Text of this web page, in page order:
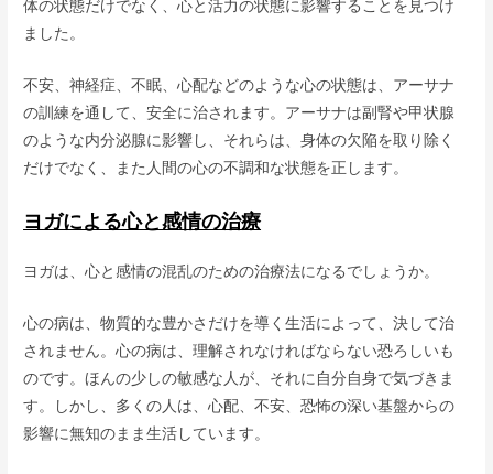
体の状態だけでなく、心と活力の状態に影響することを見つけ
ました。
不安、神経症、不眠、心配などのような心の状態は、アーサナ
の訓練を通して、安全に治されます。アーサナは副腎や甲状腺
のような内分泌腺に影響し、それらは、身体の欠陥を取り除く
だけでなく、また人間の心の不調和な状態を正します。
ヨガによる心と感情の治療
ヨガは、心と感情の混乱のための治療法になるでしょうか。
心の病は、物質的な豊かさだけを導く生活によって、決して治
されません。心の病は、理解されなければならない恐ろしいも
のです。ほんの少しの敏感な人が、それに自分自身で気づきま
す。しかし、多くの人は、心配、不安、恐怖の深い基盤からの
影響に無知のまま生活しています。